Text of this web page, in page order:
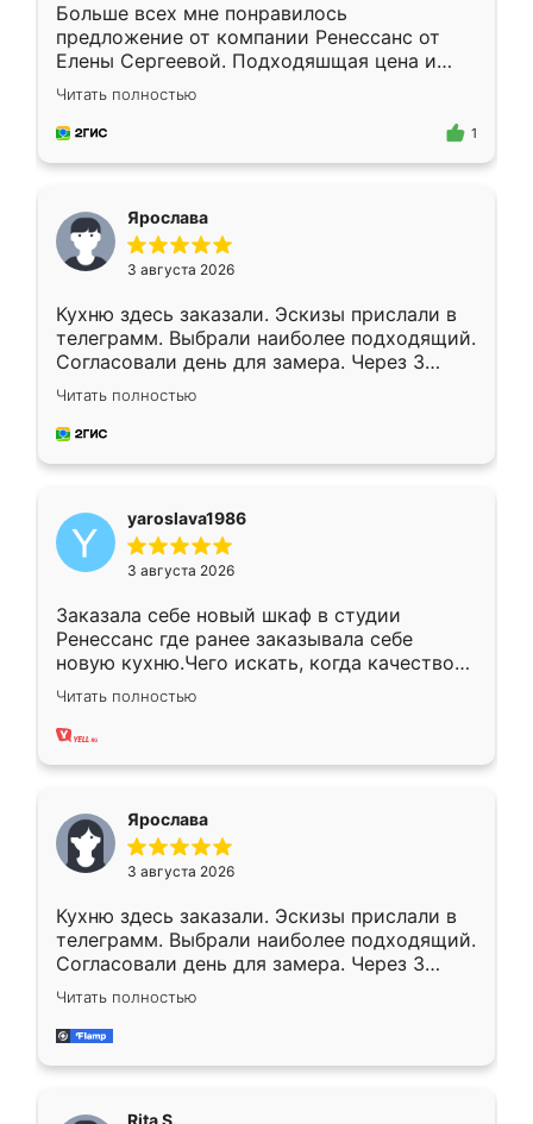
Больше всех мне понравилось
предложение от компании Ренессанс от
Елены Сергеевой. Подходяшщая цена и
короткие сроки изготовления. Приехавший
для замера сотрудник Владислав
предложил по моему эскизу самый
Читать полностью
1
Ярослава
3 августа 2026
Кухню здесь заказали. Эскизы прислали в
телеграмм. Выбрали наиболее подходящий.
Согласовали день для замера. Через 3
недели кухня была уже готова. Остались
довольны работой. Спасибо Ренессанс
мебель за качественную работу!
Читать полностью
yaroslava1986
3 августа 2026
Заказала себе новый шкаф в студии
Ренессанс где ранее заказывала себе
новую кухню.Чего искать, когда качеством
вполне довольна. Служит кухня уже почти
два года, нареканий нет.
Читать полностью
Ярослава
3 августа 2026
Кухню здесь заказали. Эскизы прислали в
телеграмм. Выбрали наиболее подходящий.
Согласовали день для замера. Через 3
недели кухня была уже готова. Остались
довольны работой. Спасибо Ренессанс
мебель за качественную работу!
Читать полностью
Rita S.